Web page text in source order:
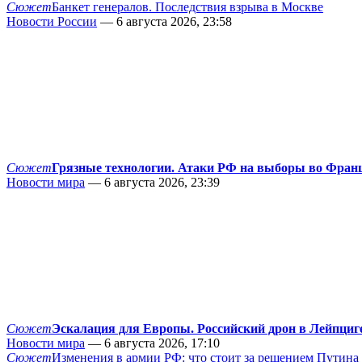
СюжетБанкет генералов. Последствия взрыва в Москве
Новости России — 6 августа 2026, 23:58
СюжетГрязные технологии. Атаки РФ на выборы во
Новости мира — 6 августа 2026, 23:39
СюжетЭскалация для Европы. Российский дрон в
Новости мира — 6 августа 2026, 17:10
СюжетИзменения в армии РФ: что стоит за решением Путина